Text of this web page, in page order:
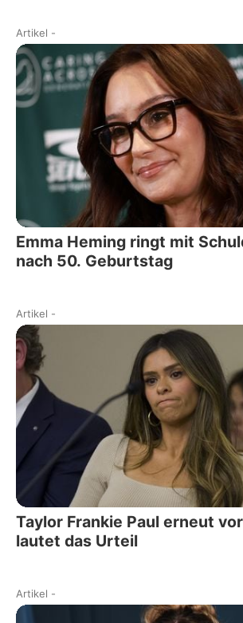
Artikel -
Emma Heming ringt mit
nach 50. Geburtstag
Artikel -
Taylor Frankie Paul erneut
lautet das Urteil
Artikel -